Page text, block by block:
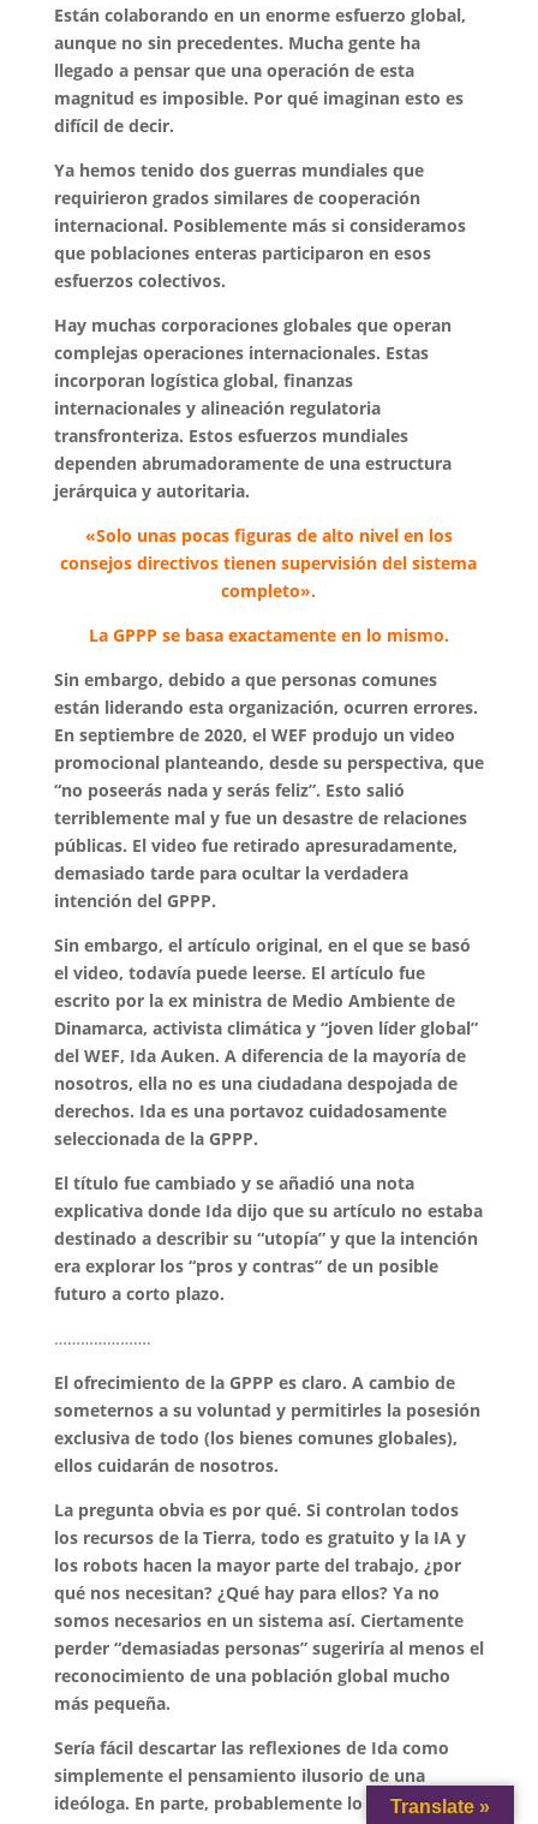
Están colaborando en un enorme esfuerzo global,
aunque no sin precedentes. Mucha gente ha
llegado a pensar que una operación de esta
magnitud es imposible. Por qué imaginan esto es
difícil de decir.
Ya hemos tenido dos guerras mundiales que
requirieron grados similares de cooperación
internacional. Posiblemente más si consideramos
que poblaciones enteras participaron en esos
esfuerzos colectivos.
Hay muchas corporaciones globales que operan
complejas operaciones internacionales. Estas
incorporan logística global, finanzas
internacionales y alineación regulatoria
transfronteriza. Estos esfuerzos mundiales
dependen abrumadoramente de una estructura
jerárquica y autoritaria.
«Solo unas pocas figuras de alto nivel en los
consejos directivos tienen supervisión del sistema
completo».
La GPPP se basa exactamente en lo mismo.
Sin embargo, debido a que personas comunes
están liderando esta organización, ocurren errores.
En septiembre de 2020, el WEF produjo un video
promocional planteando, desde su perspectiva, que
“no poseerás nada y serás feliz”. Esto salió
terriblemente mal y fue un desastre de relaciones
públicas. El video fue retirado apresuradamente,
demasiado tarde para ocultar la verdadera
intención del GPPP.
Sin embargo, el artículo original, en el que se basó
el video, todavía puede leerse. El artículo fue
escrito por la ex ministra de Medio Ambiente de
Dinamarca, activista climática y “joven líder global”
del WEF, Ida Auken. A diferencia de la mayoría de
nosotros, ella no es una ciudadana despojada de
derechos. Ida es una portavoz cuidadosamente
seleccionada de la GPPP.
El título fue cambiado y se añadió una nota
explicativa donde Ida dijo que su artículo no estaba
destinado a describir su “utopía” y que la intención
era explorar los “pros y contras” de un posible
futuro a corto plazo.
………………….
El ofrecimiento de la GPPP es claro. A cambio de
someternos a su voluntad y permitirles la posesión
exclusiva de todo (los bienes comunes globales),
ellos cuidarán de nosotros.
La pregunta obvia es por qué. Si controlan todos
los recursos de la Tierra, todo es gratuito y la IA y
los robots hacen la mayor parte del trabajo, ¿por
qué nos necesitan? ¿Qué hay para ellos? Ya no
somos necesarios en un sistema así. Ciertamente
perder “demasiadas personas” sugeriría al menos el
reconocimiento de una población global mucho
más pequeña.
Sería fácil descartar las reflexiones de Ida como
simplemente el pensamiento ilusorio de una
ideóloga. En parte, probablemente lo sea. SinTranslate »